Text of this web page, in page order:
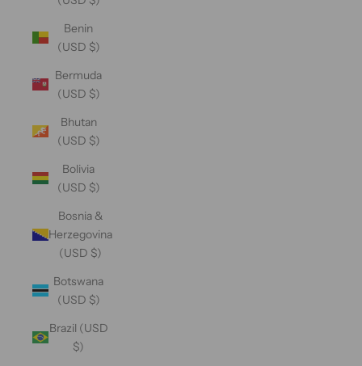
Benin
(USD $)
Bermuda
(USD $)
Bhutan
(USD $)
Bolivia
(USD $)
Bosnia &
Herzegovina
(USD $)
Botswana
(USD $)
Brazil (USD
$)